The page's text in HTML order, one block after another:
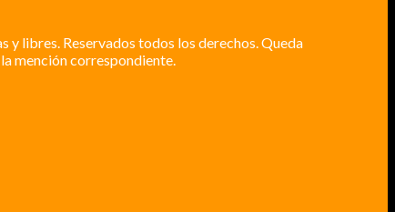
y libres. Reservados todos los derechos. Queda
mención correspondiente.